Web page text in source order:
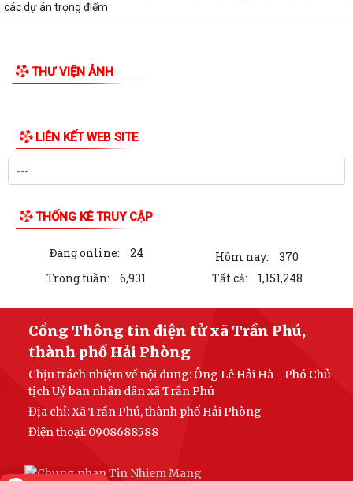
các dự án trọng điểm
THƯ VIỆN ẢNH
LIÊN KẾT WEB SITE